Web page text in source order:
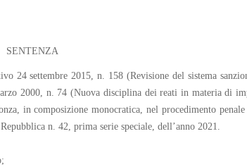
SENTENZA
settembre 2015, n. 158 (Revisione del sistema
2000, n. 74 (Nuova disciplina dei reati in materia di
in composizione monocratica, nel procedimento
n. 42, prima serie speciale, dell’anno 2021.